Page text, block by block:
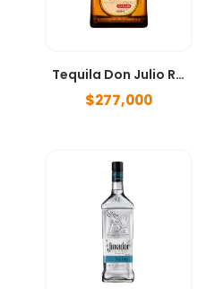
Tequila Don Julio Reposado 700ml
$277,000